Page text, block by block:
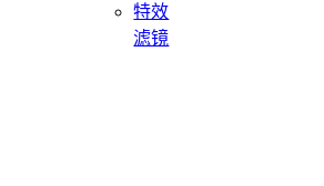
特效
滤镜